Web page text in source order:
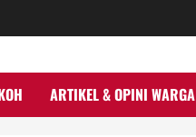
ARTIKEL & OPINI WARGA